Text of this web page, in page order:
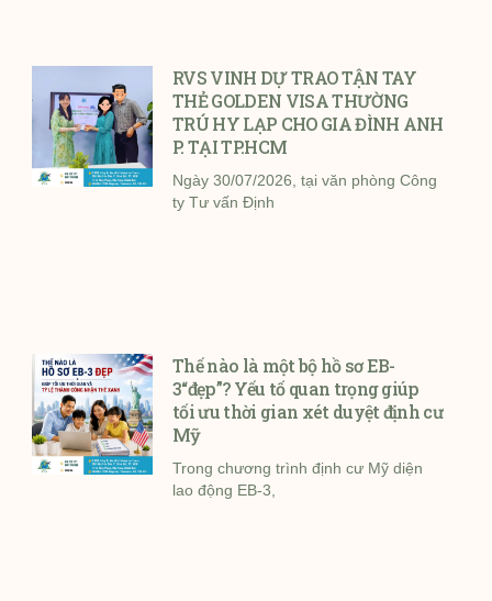
RVS VINH DỰ TRAO TẬN TAY
THẺ GOLDEN VISA THƯỜNG
TRÚ HY LẠP CHO GIA ĐÌNH ANH
P. TẠI TP.HCM
Ngày 30/07/2026, tại văn phòng Công
ty Tư vấn Định
Thế nào là một bộ hồ sơ EB-
3“đẹp”? Yếu tố quan trọng giúp
tối ưu thời gian xét duyệt định cư
Mỹ
Trong chương trình định cư Mỹ diện
lao động EB-3,